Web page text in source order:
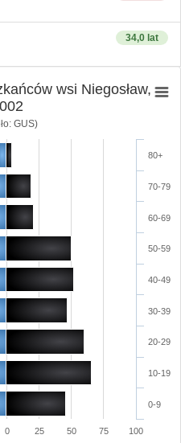
34,0 lat
wsi Niegosław,
GUS)
0-9
10-19
20-29
30-39
40-49
50-59
60-69
70-79
80+
0 25 50 75 100